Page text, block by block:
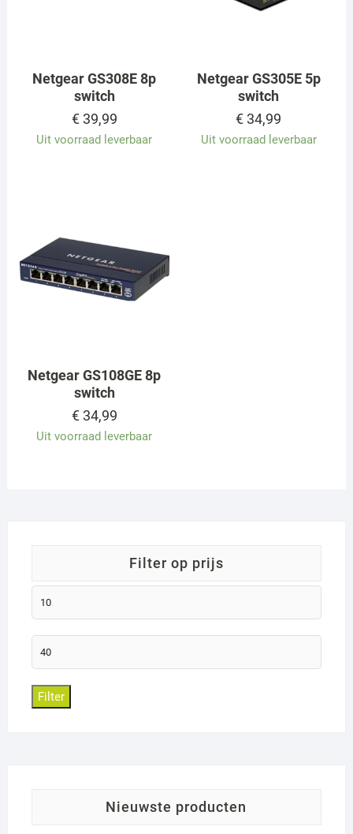
Netgear GS308E 8p
switch
€39,99
Uit voorraad leverbaar
Netgear GS305E 5p
switch
€ 34,99
Uit voorraad leverbaar
Netgear GS108GE 8p
switch
€34,99
Uit voorraad leverbaar
filter op prijs
Min.
prijs
Max.
prijs
Filter
nieuwste producten